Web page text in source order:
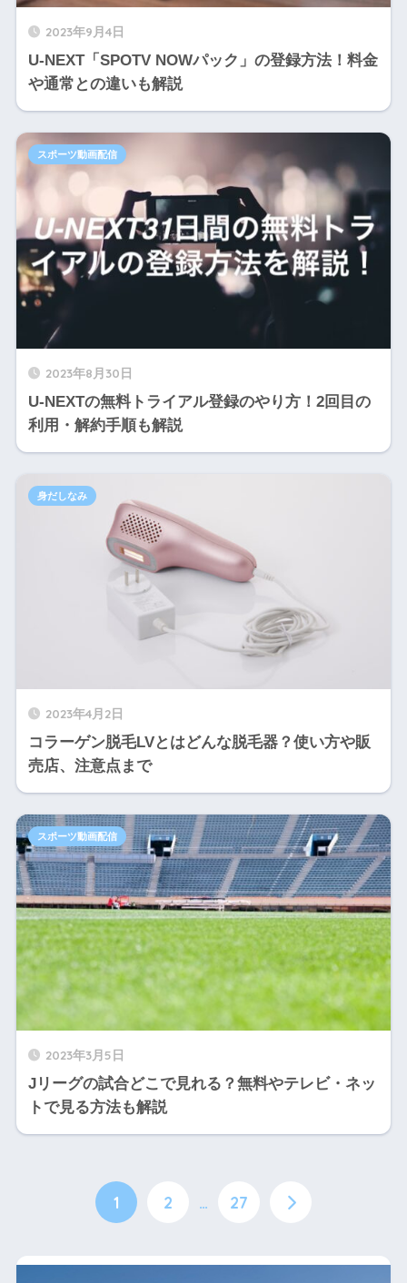
2023年9月4日
U-NEXT「SPOTV NOWパック」の登録方法！料金
や通常との違いも解説
2023年8月30日
U-NEXTの無料トライアル登録のやり方！2回目の
利用・解約手順も解説
スポーツ動画配信
2023年4月2日
コラーゲン脱毛LVとはどんな脱毛器？使い方や販
売店、注意点まで
身だしなみ
2023年3月5日
Jリーグの試合どこで見れる？無料やテレビ・ネッ
トで見る方法も解説
スポーツ動画配信
1 2 … 27